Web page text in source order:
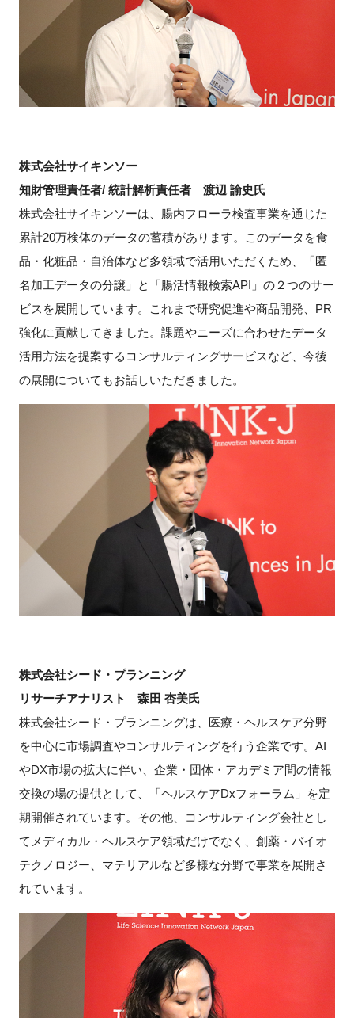
株式会社サイキンソー
知財管理責任者/ 統計解析責任者 渡辺 諭史氏
株式会社サイキンソーは、腸内フローラ検査事業を通じた
累計20万検体のデータの蓄積があります。このデータを食
品・化粧品・自治体など多領域で活用いただくため、「匿
名加工データの分譲」と「腸活情報検索API」の２つのサー
ビスを展開しています。これまで研究促進や商品開発、PR
強化に貢献してきました。課題やニーズに合わせたデータ
活用方法を提案するコンサルティングサービスなど、今後
の展開についてもお話しいただきました。
株式会社シード・プランニング
リサーチアナリスト 森田 杏美氏
株式会社シード・プランニングは、医療・ヘルスケア分野
を中心に市場調査やコンサルティングを行う企業です。AI
やDX市場の拡大に伴い、企業・団体・アカデミア間の情報
交換の場の提供として、「ヘルスケアDxフォーラム」を定
期開催されています。その他、コンサルティング会社とし
てメディカル・ヘルスケア領域だけでなく、創薬・バイオ
テクノロジー、マテリアルなど多様な分野で事業を展開さ
れています。